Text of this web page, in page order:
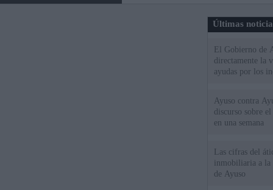
Últimas
El Gobierno de
directamente la
ayudas por los
Ayuso contra
discurso sobre
en una semana
Las cifras del
inmobiliaria a la
de Ayuso